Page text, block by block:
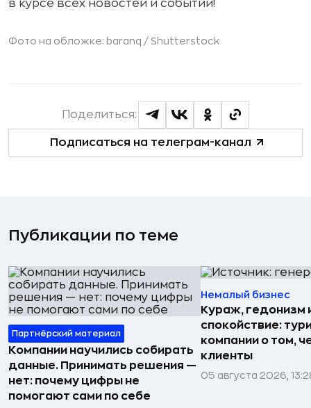
в курсе всех новостей и событий!
Фото на обложке: baranq / Shutterstock
Подписаться на телеграм-канал
Поделиться:
Публикации по теме
Партнёрский материал
Компании научились собирать
данные. Принимать решения —
нет: почему цифры не
помогают сами по себе
Немалый бизнес
Кураж, гедонизм
спокойствие:
компании о том,
клиенты
05 августа 2026,